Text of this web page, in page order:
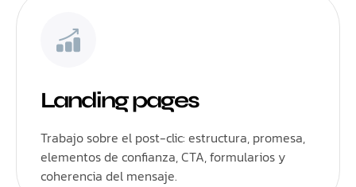
Landing pages
Trabajo sobre el post-clic: estructura, promesa,
elementos de confianza, CTA, formularios y
coherencia del mensaje.